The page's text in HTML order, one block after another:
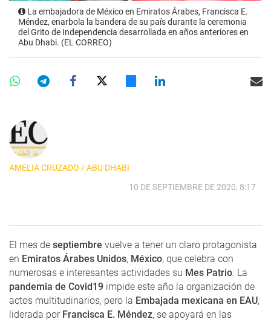
La embajadora de México en Emiratos Árabes, Francisca E.
Méndez, enarbola la bandera de su país durante la ceremonia
del Grito de Independencia desarrollada en años anteriores en
Abu Dhabi. (EL CORREO)
AMELIA CRUZADO / ABU DHABI
10 DE SEPTIEMBRE DE 2020, 8:17
El mes de septiembre vuelve a tener un claro protagonista
en Emiratos Árabes Unidos, México, que celebra con
numerosas e interesantes actividades su Mes Patrio. La
pandemia de Covid19 impide este año la organización de
actos multitudinarios, pero la Embajada mexicana en EAU,
liderada por Francisca E. Méndez, se apoyará en las